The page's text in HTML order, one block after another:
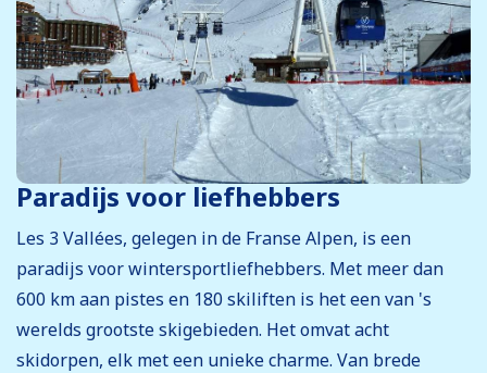
Paradijs voor liefhebbers
Les 3 Vallées, gelegen in de Franse Alpen, is een
paradijs voor wintersportliefhebbers. Met meer dan
600 km aan pistes en 180 skiliften is het een van 's
werelds grootste skigebieden. Het omvat acht
skidorpen, elk met een unieke charme. Van brede